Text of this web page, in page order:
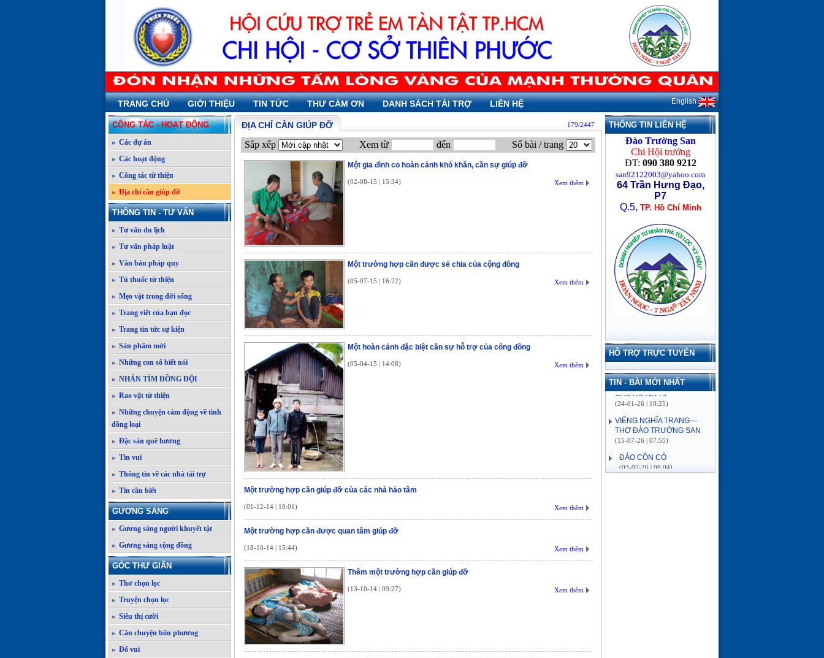
TRANG CHỦ GIỚI THIỆU TIN TỨC THƯ CẢM ƠN DANH SÁCH TÀI TRỢ LIÊN HỆ English
CÔNG TÁC - HOẠT ĐỘNG
» Các dự án
» Các hoạt động
» Công tác từ thiện
» Địa chỉ cần giúp đỡ
THÔNG TIN - TƯ VẤN
» Tư vấn du lịch
» Tư vấn pháp luật
» Văn bản pháp quy
» Tủ thuốc từ thiện
» Mẹo vặt trong đời sống
» Trang viết của bạn đọc
» Trang tin tức sự kiện
» Sản phẩm mới
» Những con số biết nói
» NHẮN TÌM ĐỒNG ĐỘI
» Rao vặt từ thiện
» Những chuyện cảm động về tình
đồng loại
» Đặc sản quê hương
» Tin vui
» Thông tin về các nhà tài trợ
» Tin cần biết
GƯƠNG SÁNG
» Gương sáng người khuyết tật
» Gương sáng cộng đồng
GÓC THƯ GIÃN
» Thơ chọn lọc
» Truyện chọn lọc
» Siêu thị cười
» Câu chuyện bốn phương
» Đố vui
ĐỊA CHỈ CẦN GIÚP ĐỠ 179/2447
Sắp xếp Xem từ đến Số bài / trang
Một gia đình co hoàn cảnh khó khăn, cần sự giúp đỡ
(02-08-15 | 15:34) Xem thêm
Một trường hợp cần được sẻ chia của cộng đồng
(05-07-15 | 16:22) Xem thêm
Một hoàn cảnh đặc biệt cần sự hỗ trợ của công đồng
(05-04-15 | 14:08) Xem thêm
Một trường hợp cần giúp đỡ của các nhà hảo tâm
(01-12-14 | 10:01) Xem thêm
Một trường hợp cần được quan tâm giúp đỡ
(18-10-14 | 15:44) Xem thêm
Thêm một trường hợp cần giúp đỡ
(13-10-14 | 09:27) Xem thêm
THÔNG TIN LIÊN HỆ
Đào Trường San
Chi Hội trưởng
ĐT: 090 380 9212
san92122003@yahoo.com
64 Trần Hưng Đạo,
P7
Q.5, TP. Hồ Chí Minh
HỖ TRỢ TRỰC TUYẾN
TIN - BÀI MỚI NHẤT
VIẾNG NGHĨA TRANG---
(15-07-26 | 07:55)
ĐẢO CỒN CỎ
Lịch sử hình thành
(03-07-26 | 08:04)